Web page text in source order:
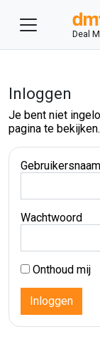
Deal
Inloggen
Je bent niet
pagina te bekijken.
Wachtwoord
Onthoud mij